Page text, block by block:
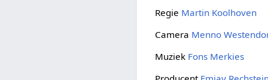
Regie Martin Koolhoven
Camera Menno
Muziek Fons Merkies